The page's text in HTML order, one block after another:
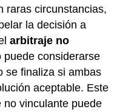
raras circunstancias,
la decisión a
arbitraje no
puede considerarse
se finaliza si ambas
aceptable. Este
no vinculante puede